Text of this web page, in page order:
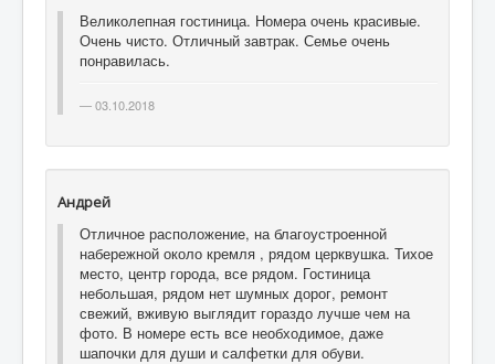
Великолепная гостиница. Номера очень красивые.
Очень чисто. Отличный завтрак. Семье очень
понравилась.
03.10.2018
Андрей
Отличное расположение, на благоустроенной
набережной около кремля , рядом церквушка. Тихое
место, центр города, все рядом. Гостиница
небольшая, рядом нет шумных дорог, ремонт
свежий, вживую выглядит гораздо лучше чем на
фото. В номере есть все необходимое, даже
шапочки для души и салфетки для обуви.